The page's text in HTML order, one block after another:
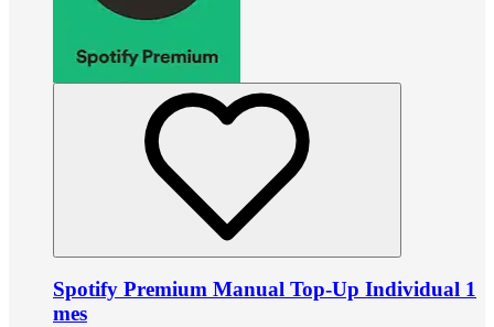
Spotify Premium Manual Top-Up Individual 1
mes